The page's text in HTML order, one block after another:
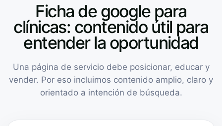
Ficha de google para
clínicas: contenido útil para
entender la oportunidad
Una página de servicio debe posicionar, educar y
vender. Por eso incluimos contenido amplio, claro y
orientado a intención de búsqueda.